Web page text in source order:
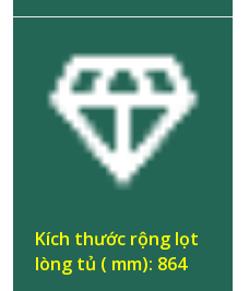
Kích thước rộng lọt
lòng tủ ( mm): 864